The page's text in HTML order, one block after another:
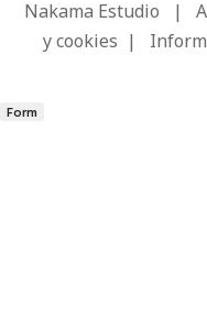
Nakama Estudio |
y cookies |
Form